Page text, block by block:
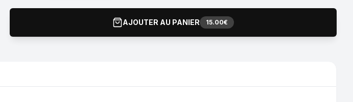
AJOUTER AU PANIER 15.00€